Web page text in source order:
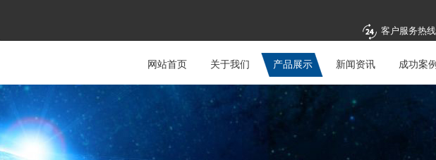
客户服务热线
网站首页 关于我们 产品展示 新闻资讯 成功案例